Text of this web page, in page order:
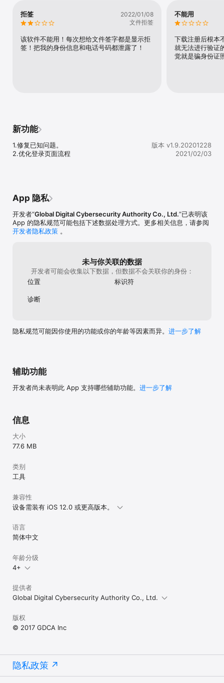
CA提供数字证书。符合FIDO等国际标准。
3、安全可靠
储访问高强度加密
法律效力。
互联网金融行业：粤港澳两地电子签名证书互认资质，符合国家政策
电商行业：缩短企业入驻及交易周期，提升线上供应链管理效率，消
除纸质合同安全隐患。
拒签
2022/01/08
文件拒签
该软件不能用！每次想给文件签字都是显示拒
签！把我的身份信息和电话号码都泄露了！
不能用
下载注册后根本
就无法进行验证
觉就是骗身份证
新功能
1.修复已知问题。
2.优化登录页面流程
版本 v1.9.20201228
2021/02/03
App 隐私
开发者“Global Digital Cybersecurity Authority Co., Ltd.”已表明该
App 的隐私规范可能包括下述数据处理方式。更多相关信息，请参阅
开发者隐私政策 。
未与你关联的数据
开发者可能会收集以下数据，但数据不会关联你的身份：
位置
标识符
诊断
隐私规范可能因你使用的功能或你的年龄等因素而异。 进一步了解
辅助功能
开发者尚未表明此 App 支持哪些辅助功能。 进一步了解
信息
大小
77.6 MB
类别
工具
兼容性
设备需装有 iOS 12.0 或更高版本。
语言
简体中文
年龄分级
4+
提供者
Global Digital Cybersecurity Authority Co., Ltd.
版权
© 2017 GDCA Inc
隐私政策